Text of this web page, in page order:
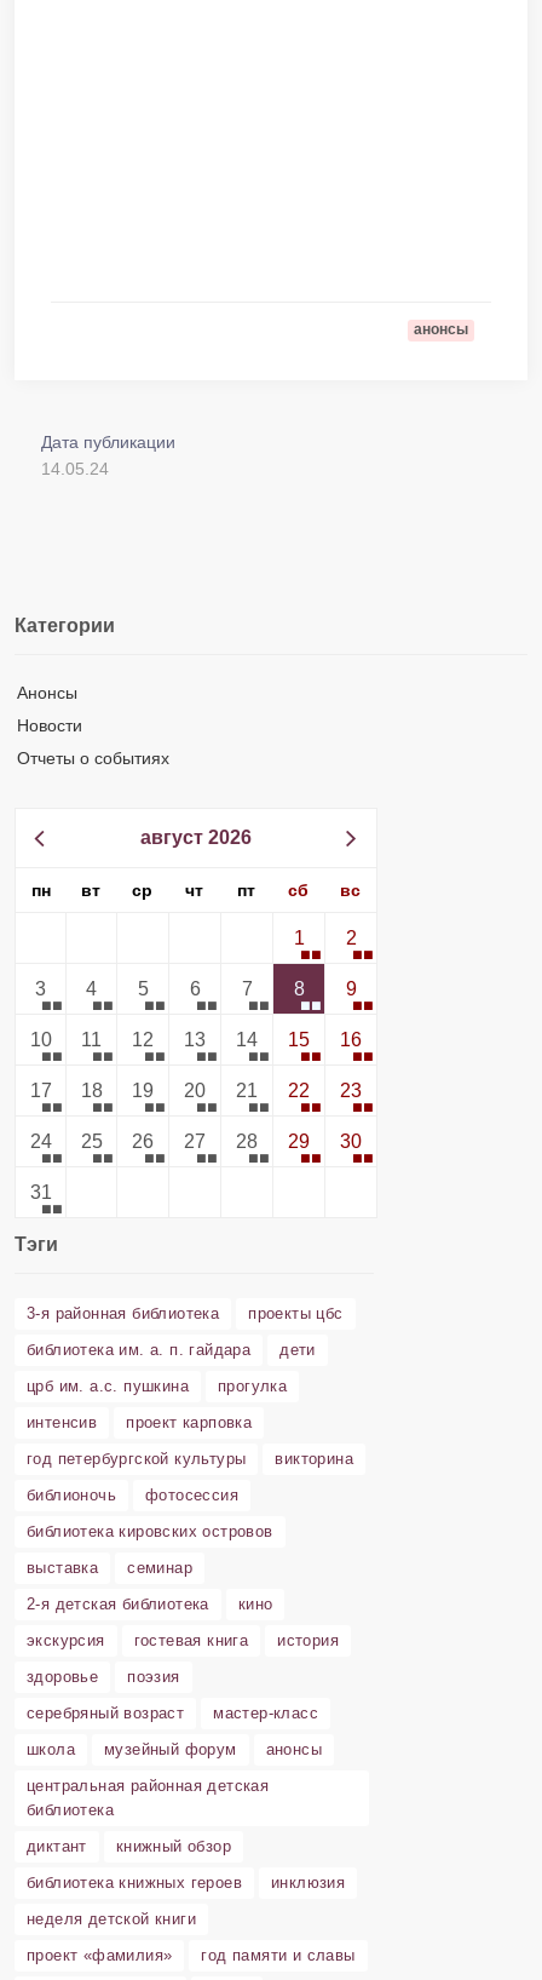
анонсы
Дата публикации
14.05.24
Категории
Анонсы
Новости
Отчеты о событиях
август 2026
пн вт ср чт пт сб вс
1 2
3 4 5 6 7 8 9
10 11 12 13 14 15 16
17 18 19 20 21 22 23
24 25 26 27 28 29 30
31
Тэги
3-я районная библиотека
проекты цбс
библиотека им. а. п. гайдара
дети
црб им. а.с. пушкина
прогулка
интенсив
проект карповка
год петербургской культуры
викторина
библионочь
фотосессия
библиотека кировских островов
выставка
семинар
2-я детская библиотека
кино
экскурсия
гостевая книга
история
здоровье
поэзия
серебряный возраст
мастер-класс
школа
музейный форум
анонсы
центральная районная детская
библиотека
диктант
книжный обзор
библиотека книжных героев
инклюзия
неделя детской книги
проект «фамилия»
год памяти и славы